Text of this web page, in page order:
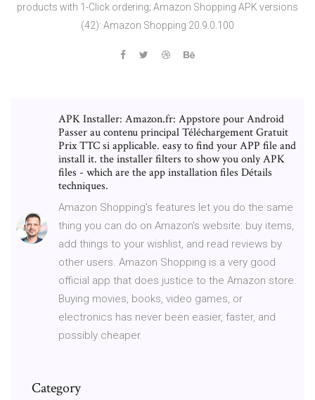
products with 1-Click ordering; Amazon Shopping APK versions
(42): Amazon Shopping 20.9.0.100
APK Installer: Amazon.fr: Appstore pour Android
Passer au contenu principal Téléchargement Gratuit
Prix TTC si applicable. easy to find your APP file and
install it. the installer filters to show you only APK
files - which are the app installation files Détails
techniques.
Amazon Shopping's features let you do the same
thing you can do on Amazon's website: buy items,
add things to your wishlist, and read reviews by
other users. Amazon Shopping is a very good
official app that does justice to the Amazon store.
Buying movies, books, video games, or
electronics has never been easier, faster, and
possibly cheaper.
Category